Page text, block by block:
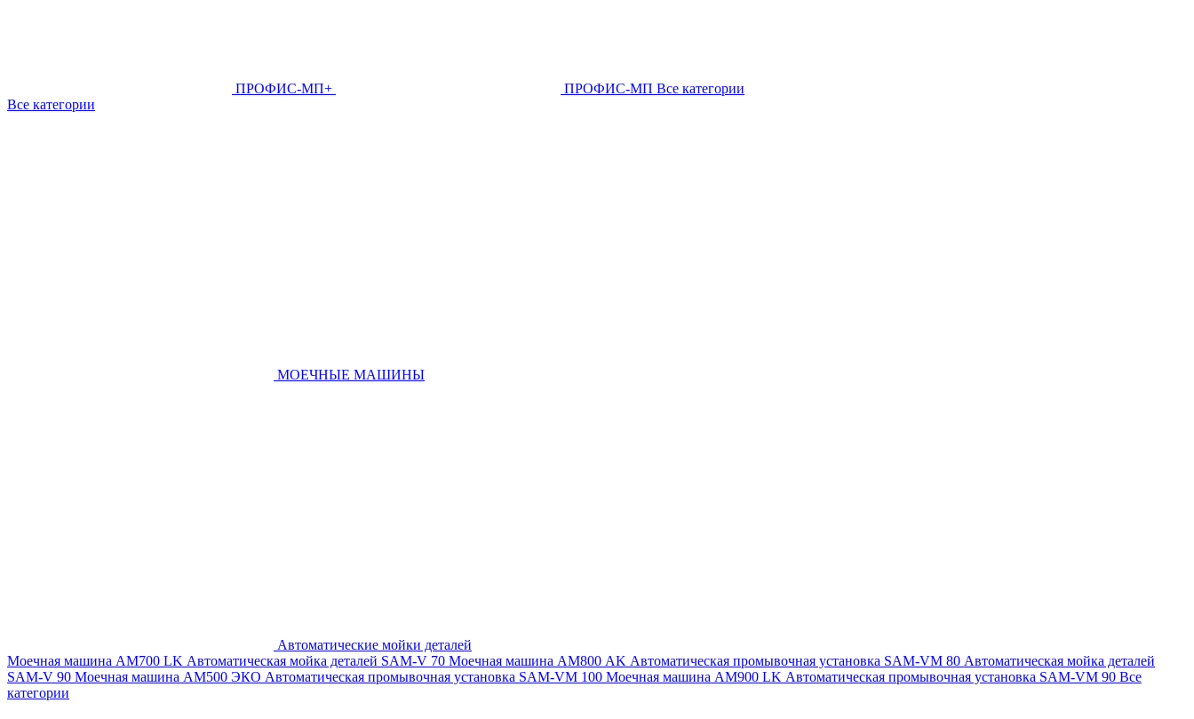
ПРОФИС-МП+ ПРОФИС-МП Все категории
Все категории
МОЕЧНЫЕ МАШИНЫ
Автоматические мойки деталей
Моечная машина AM700 LK Автоматическая мойка деталей SAM-V 70 Моечная машина АМ800 AK Автоматическая промывочная установка SAM-VM 80 Автоматическая мойка деталей
SAM-V 90 Моечная машина АМ500 ЭКО Автоматическая промывочная установка SAM-VM 100 Моечная машина AM900 LK Автоматическая промывочная установка SAM-VM 90 Все
категории